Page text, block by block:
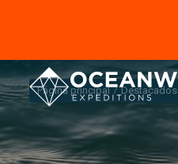
Página principal Destacados